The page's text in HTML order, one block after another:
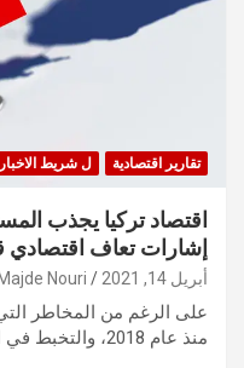
تقارير اقتصادية ل شريط الاخبار
اقتصاد تركيا يجذب
إشارات تعاف
أبريل 14, 2021 Majde Nouri
على الرغم من المخاطر
منذ عام 2018، والتخبط في القرارات الخاصة…